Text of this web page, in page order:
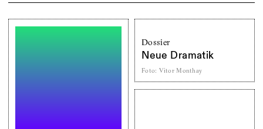
Dossier
Neue Dramatik
Foto: Vitor Monthay